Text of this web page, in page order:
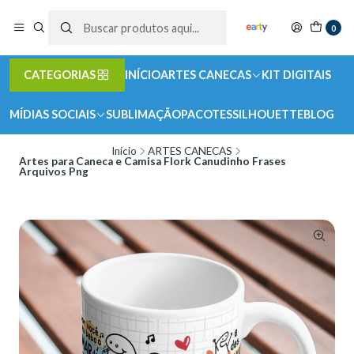
0
CATEGORIAS INÍCIOARTES CANECAS KIT DIGITAIS
MÍDIAS SOCIAIS SUBLIMAÇÃOPACOTESSILHOUETTEBLOG
Início
ARTES CANECAS
Artes para Caneca e Camisa Flork Canudinho Frases
Arquivos Png